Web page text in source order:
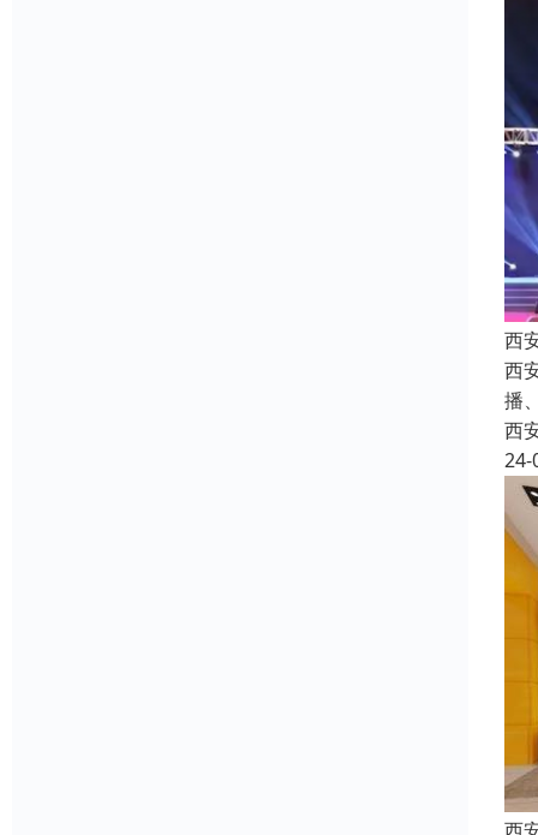
西
西
播
西
24-